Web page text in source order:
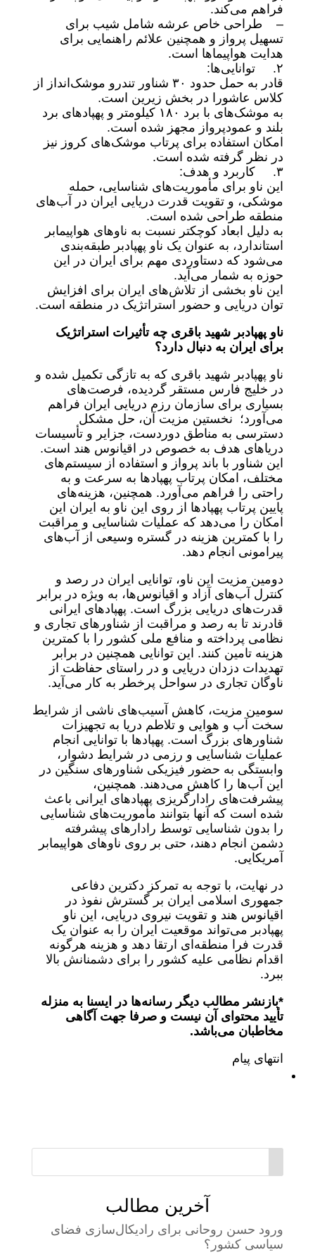
فراهم می‌کند.
– طراحی خاص عرشه شامل شیب برای
تسهیل پرواز و همچنین علائم راهنمایی برای
هدایت هواپیماها است.
۲. توانایی‌ها:
قادر به حمل حدود ۳۰ شناور تندرو موشک‌انداز از
کلاس عاشورا در بخش زیرین است.
به موشک‌های با برد ۱۸۰ کیلومتر و پهپادهای برد
بلند و عمودپرواز مجهز شده است.
امکان استفاده برای پرتاب موشک‌های کروز نیز
در نظر گرفته شده است.
۳. کاربرد و هدف:
این ناو برای مأموریت‌های شناسایی، حمله
موشکی، و تقویت قدرت دریایی ایران در آب‌های
منطقه طراحی شده است.
به دلیل ابعاد کوچکتر نسبت به ناوهای هواپیمابر
استاندارد، به عنوان یک ناو پهپادبر طبقه‌بندی
می‌شود که دستاوردی مهم برای ایران در این
حوزه به شمار می‌آید.
این ناو بخشی از تلاش‌های ایران برای افزایش
توان دریایی و حضور استراتژیک در منطقه است.
ناو پهپادبر شهید باقری چه تأثیرات استراتژیک
برای ایران به دنبال دارد؟
ناو پهپادبر شهید باقری که به تازگی تکمیل شده و
در خلیج فارس مستقر گردیده، فرصت‌های
بسیاری برای سازمان رزم دریایی ایران فراهم
می‌آورد؛ نخستین مزیت آن، حل مشکل
دسترسی به مناطق دوردست، جزایر و تأسیسات
دریاهای هدف به خصوص در اقیانوس هند است.
این شناور با باند پرواز و استفاده از سیستم‌های
مختلف، امکان پرتاب پهپادها به سرعت و به
راحتی را فراهم می‌آورد. همچنین، هزینه‌های
پایین پرتاب پهپادها از روی این ناو به ایران این
امکان را می‌دهد که عملیات شناسایی و مراقبت
را با کمترین هزینه در گستره وسیعی از آب‌های
پیرامونی انجام دهد.
دومین مزیت این ناو، توانایی ایران در رصد و
کنترل آب‌های آزاد و اقیانوس‌ها، به ویژه در برابر
قدرت‌های دریایی بزرگ است. پهپادهای ایرانی
قادرند تا به رصد و مراقبت از شناورهای تجاری و
نظامی پرداخته و منافع ملی کشور را با کمترین
هزینه تامین کنند. این توانایی همچنین در برابر
تهدیدات دزدان دریایی و در راستای حفاظت از
ناوگان تجاری در سواحل پرخطر به کار می‌آید.
سومین مزیت، کاهش آسیب‌های ناشی از شرایط
سخت آب و هوایی و تلاطم دریا به تجهیزات
شناورهای بزرگ است. پهپادها با توانایی انجام
عملیات شناسایی و رزمی در شرایط دشوار،
وابستگی به حضور فیزیکی شناورهای سنگین در
این آب‌ها را کاهش می‌دهند. همچنین،
پیشرفت‌های رادارگریزی پهپادهای ایرانی باعث
شده است که آنها بتوانند مأموریت‌های شناسایی
را بدون شناسایی توسط رادارهای پیشرفته
دشمن انجام دهند، حتی بر روی ناوهای هواپیمابر
آمریکایی.
در نهایت، با توجه به تمرکز دکترین دفاعی
جمهوری اسلامی ایران بر گسترش نفوذ در
اقیانوس هند و تقویت نیروی دریایی، این ناو
پهپادبر می‌تواند موقعیت ایران را به عنوان یک
قدرت فرا منطقه‌ای ارتقا دهد و هزینه هرگونه
اقدام نظامی علیه کشور را برای دشمنانش بالا
ببرد.
*بازنشر مطالب دیگر رسانه‌ها در ایسنا به منزله
تأیید محتوای آن نیست و صرفا جهت آگاهی
مخاطبان می‌باشد.
انتهای پیام
آخرین مطالب
ورود حسن روحانی برای رادیکال‌سازی فضای
سیاسی کشور؟